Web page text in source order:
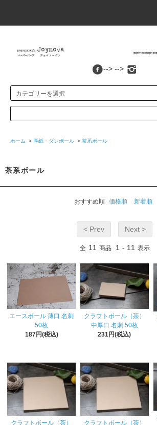
--> -->
ホーム > 厚紙・ダンボール > 茶系ボール
茶系ボール
おすすめ順 価格順 新着順
< Prev Next >
全 11 商品 1 - 11 表示
エースボール 薄口 名刺
50枚
187円(税込)
クラフトボール（茶）
中厚口 名刺 50枚
231円(税込)
クラフトボール（茶）
クラフトボール（茶）